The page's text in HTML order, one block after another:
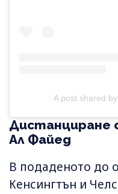
A post shared
Дистанциране
Ал Файед
В подаденото до
Кенсингтън и